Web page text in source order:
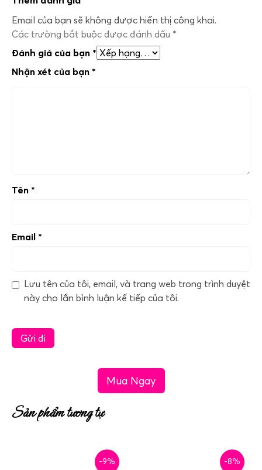
Email của bạn sẽ không được hiển thị công khai.
Các trường bắt buộc được đánh dấu *
Đánh giá của bạn *
Nhận xét của bạn *
Tên *
Email *
Lưu tên của tôi, email, và trang web trong trình duyệt
này cho lần bình luận kế tiếp của tôi.
Mua Ngay
Sản phẩm tương tự
-9% -8%